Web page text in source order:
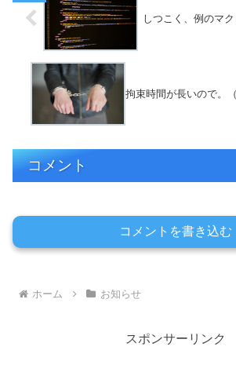
しつこく、例のマ
拘束時間が長いので。
コメント
コメントを書き込む
ホーム お知らせ
スポンサーリンク